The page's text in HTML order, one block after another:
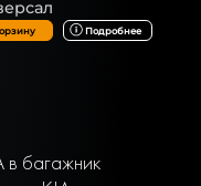
Подробнее
в багажник